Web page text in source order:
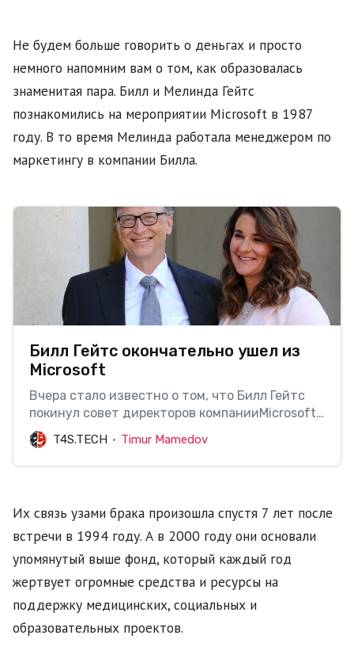
Не будем больше говорить о деньгах и просто
немного напомним вам о том, как образовалась
знаменитая пара. Билл и Мелинда Гейтс
познакомились на мероприятии Microsoft в 1987
году. В то время Мелинда работала менеджером по
маркетингу в компании Билла.
Билл Гейтс окончательно ушел из
Microsoft
Вчера стало известно о том, что Билл Гейтс
покинул совет директоров компанииMicrosoft.
Сообщается, что один из богатейших людей
мира[https://t4s.tech/bill-gejts-snova-stal-
samym-bogatym-chelovekom-mira/]
Microsoft создал еще …
T4S.TECH Timur Mamedov
Их связь узами брака произошла спустя 7 лет после
встречи в 1994 году. А в 2000 году они основали
упомянутый выше фонд, который каждый год
жертвует огромные средства и ресурсы на
поддержку медицинских, социальных и
образовательных проектов.